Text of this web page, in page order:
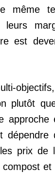
même
leurs
est
plutôt
dépendre
prix de